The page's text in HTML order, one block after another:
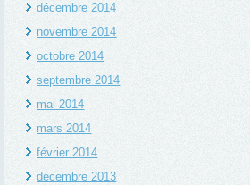
décembre 2014
novembre 2014
octobre 2014
septembre 2014
mai 2014
mars 2014
février 2014
décembre 2013